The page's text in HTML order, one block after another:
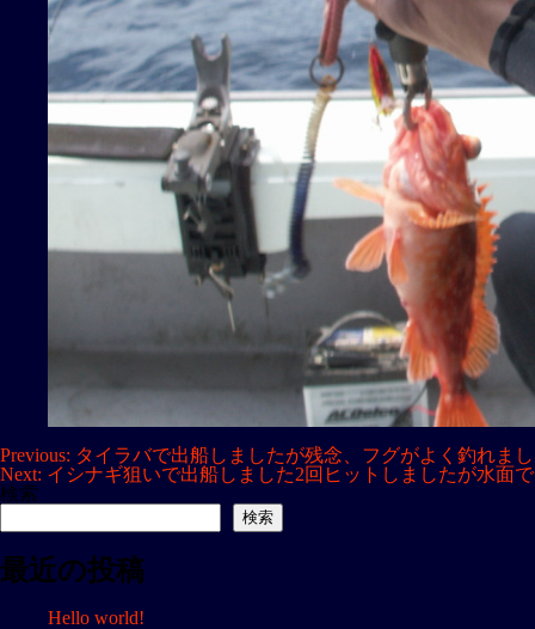
投
稿
ゲ
Previous: タイラバで出船しましたが残念、フグがよく釣れま
Next: イシナギ狙いで出船しました2回ヒットしましたが水面
検索
検索
最近の投稿
Hello world!